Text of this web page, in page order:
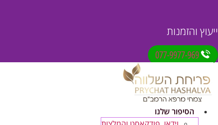
ייעוץ והזמנות
077-9977-969
הסיפור שלנו